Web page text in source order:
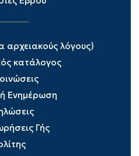
αρχειακούς λόγους)
κατάλογος
Ενημέρωση
Γής